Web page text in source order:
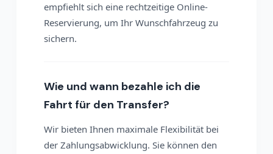
empfiehlt sich eine rechtzeitige Online-
Reservierung, um Ihr Wunschfahrzeug zu
sichern.
Wie und wann bezahle ich die
Fahrt für den Transfer?
Wir bieten Ihnen maximale Flexibilität bei
der Zahlungsabwicklung. Sie können den